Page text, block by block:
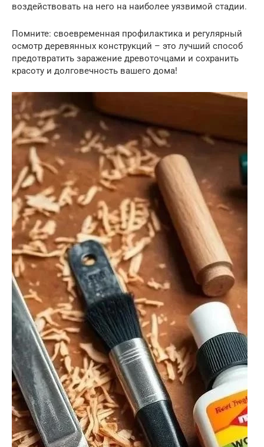
воздействовать на него на наиболее уязвимой стадии.
Помните: своевременная профилактика и регулярный
осмотр деревянных конструкций – это лучший способ
предотвратить заражение древоточцами и сохранить
красоту и долговечность вашего дома!